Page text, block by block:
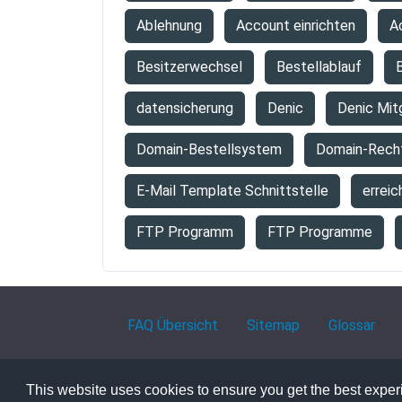
This website uses cookies to ensure you get the best
Ablehnung Account einrichten
Besitzerwechsel Bestellablauf
datensicherung Denic Denic
Domain-Bestellsystem Domain-
E-Mail Template Schnittstelle
FTP Programm FTP Programme
FAQ Übersicht Sitemap Glossar